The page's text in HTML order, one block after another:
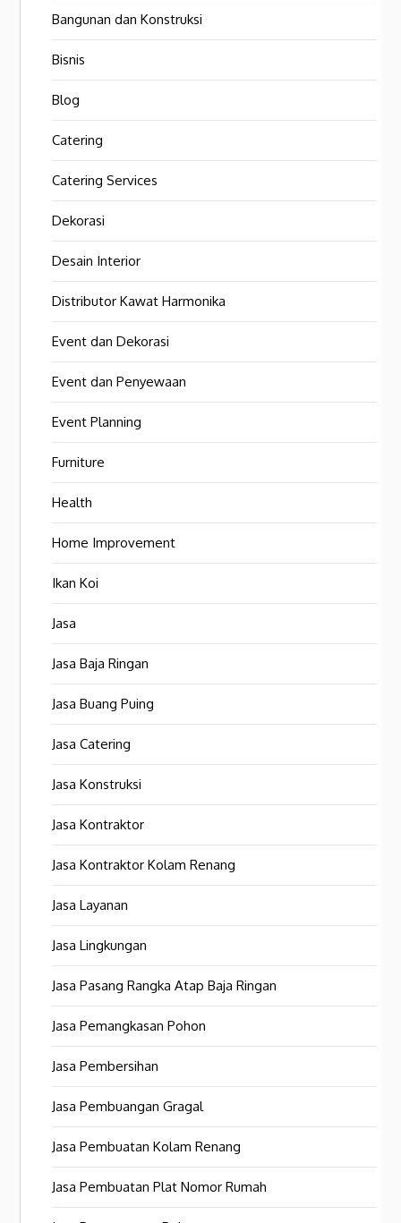
Bangunan dan Konstruksi
Bisnis
Blog
Catering
Catering Services
Dekorasi
Desain Interior
Distributor Kawat Harmonika
Event dan Dekorasi
Event dan Penyewaan
Event Planning
Furniture
Health
Home Improvement
Ikan Koi
Jasa
Jasa Baja Ringan
Jasa Buang Puing
Jasa Catering
Jasa Konstruksi
Jasa Kontraktor
Jasa Kontraktor Kolam Renang
Jasa Layanan
Jasa Lingkungan
Jasa Pasang Rangka Atap Baja Ringan
Jasa Pemangkasan Pohon
Jasa Pembersihan
Jasa Pembuangan Gragal
Jasa Pembuatan Kolam Renang
Jasa Pembuatan Plat Nomor Rumah